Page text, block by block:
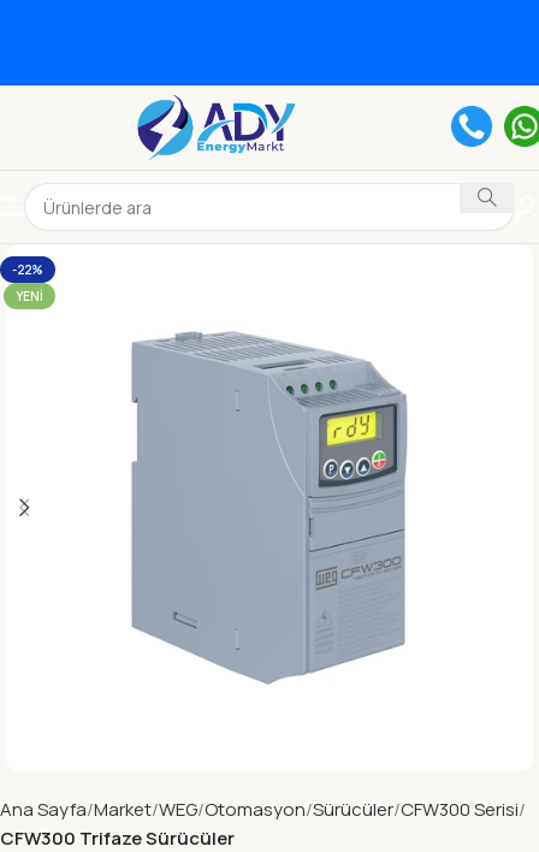
-22%
YENI
Ana Sayfa Market WEG Otomasyon Sürücüler CFW300 Serisi
CFW300 Trifaze Sürücüler